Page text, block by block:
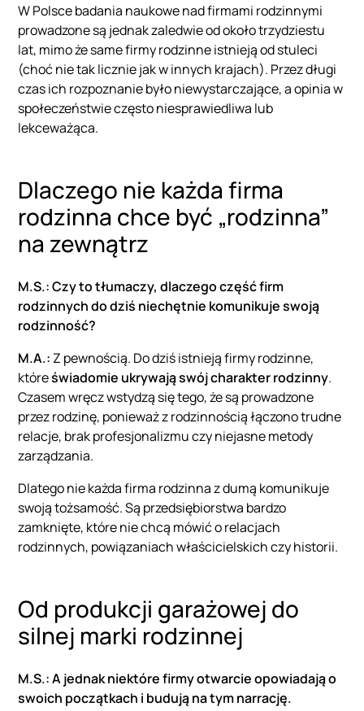
W Polsce badania naukowe nad firmami rodzinnymi
prowadzone są jednak zaledwie od około trzydziestu
lat, mimo że same firmy rodzinne istnieją od stuleci
(choć nie tak licznie jak w innych krajach). Przez długi
czas ich rozpoznanie było niewystarczające, a opinia w
społeczeństwie często niesprawiedliwa lub
lekceważąca.
Dlaczego nie każda firma
rodzinna chce być „rodzinna”
na zewnątrz
M.S.: Czy to tłumaczy, dlaczego część firm
rodzinnych do dziś niechętnie komunikuje swoją
rodzinność?
M.A.: Z pewnością. Do dziś istnieją firmy rodzinne,
któreświadomie ukrywają swój charakter rodzinny.
Czasem wręcz wstydzą się tego, że są prowadzone
przez rodzinę, ponieważ z rodzinnością łączono trudne
relacje, brak profesjonalizmu czy niejasne metody
zarządzania.
Dlatego nie każda firma rodzinna z dumą komunikuje
swoją tożsamość. Są przedsiębiorstwa bardzo
zamknięte, które nie chcą mówić o relacjach
rodzinnych, powiązaniach właścicielskich czy historii.
Od produkcji garażowej do
silnej marki rodzinnej
M.S.: A jednak niektóre firmy otwarcie opowiadają o
swoich początkach i budują na tym narrację.